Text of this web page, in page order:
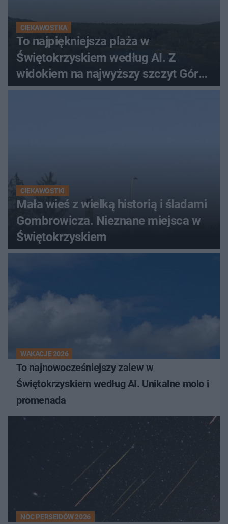
CIEKAWOSTKA
To najpiękniejsza plaża w
Świętokrzyskiem według AI. Z
widokiem na najwyższy szczyt Gór
Świętokrzyskich
CIEKAWOSTKI
Mała wieś z wielką historią i śladami
Gombrowicza. Nieznane miejsca w
Świętokrzyskiem
WAKACJE 2026
To najnowocześniejszy zalew w
Świętokrzyskiem według AI. Unikalne molo i
promenada
NOC PERSEIDÓW 2026